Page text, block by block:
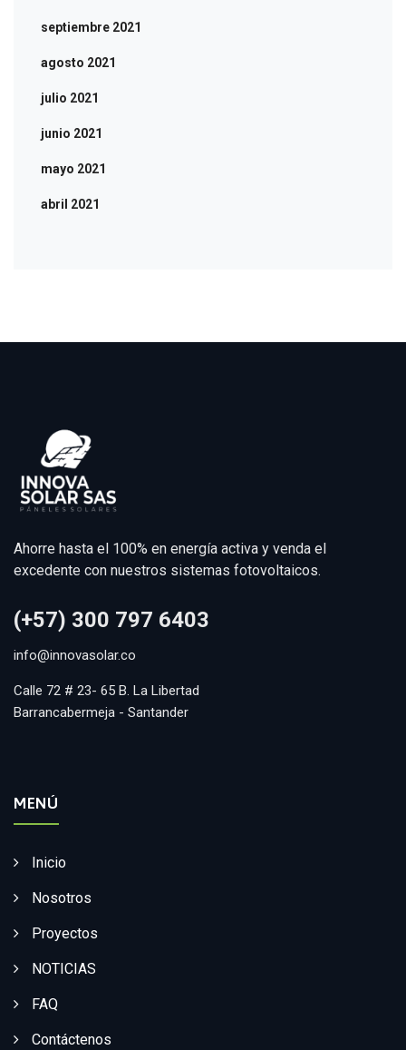
septiembre 2021
agosto 2021
julio 2021
junio 2021
mayo 2021
abril 2021
Ahorre hasta el 100% en energía activa y venda el
excedente con nuestros sistemas fotovoltaicos.
(+57) 300 797 6403
info@innovasolar.co
Calle 72 # 23- 65 B. La Libertad
Barrancabermeja - Santander
MENÚ
Inicio
Nosotros
Proyectos
NOTICIAS
FAQ
Contáctenos